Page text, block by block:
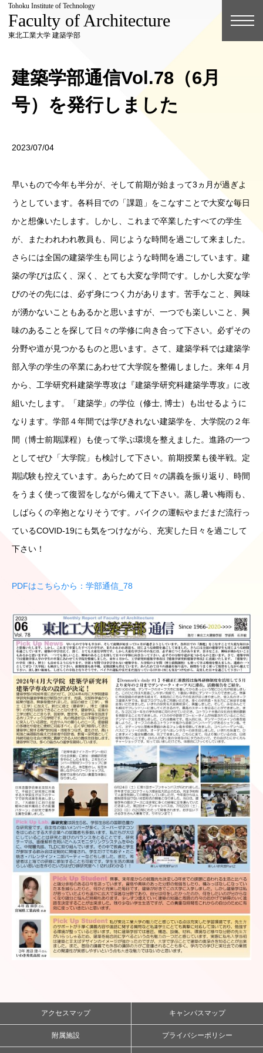
Tohoku Institute of Technology
Faculty of Architecture
東北工業大学 建築学部
建築学部通信Vol.78（6月
号）を発行しました
2023/07/04
早いもので今年も半分が、そして前期が始まって3ヵ月が過ぎよ
うとしています。各科目での「課題」をこなすことで大変な毎日
かと想像いたします。しかし、これまで卒業したすべての学生
が、またわれわれ教員も、同じような時間を過ごして来ました。
さらには全国の建築学生も同じような時間を過ごしています。建
築の学びは広く、深く、とても大変な学問です。しかし大変な学
びのその先には、必ず身につく力があります。苦手なこと、興味
が湧かないこともあるかと思いますが、一つでも楽しいこと、興
味のあることを探して日々の学修に向き合って下さい。必ずその
分野や道が見つかるものと思います。さて、建築学科では建築学
部入学の学生の卒業にあわせて大学院を整備しました。来年４月
から、工学研究科建築学専攻は『建築学研究科建築学専攻』に改
組いたします。「建築学」の学位（修士, 博士）も出せるように
なります。学部４年間では学びきれない建築学を、大学院の２年
間（博士前期課程）も使って学ぶ環境を整えました。進路の一つ
としてぜひ「大学院」も検討して下さい。前期授業も後半戦。定
期試験も控えています。あらためて日々の講義を振り返り、時間
をうまく使って復習をしながら備えて下さい。蒸し暑い梅雨も、
しばらくの辛抱となりそうです。バイクの運転やまだまだ流行っ
ているCOVID-19にも気をつけながら、充実した日々を過ごして
下さい！
PDFはこちらから：学部通信_78
アクセスマップ キャンパスマップ
附属施設 プライバシーポリシー